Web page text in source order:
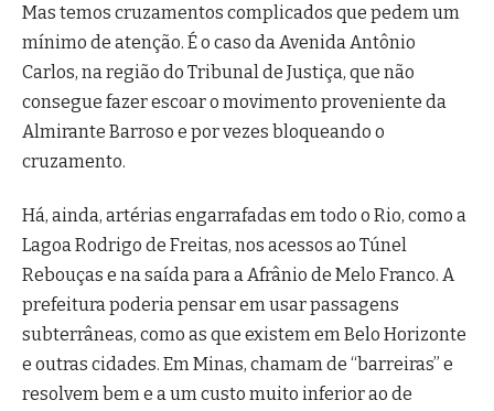
Mas temos cruzamentos complicados que pedem um
mínimo de atenção. É o caso da Avenida Antônio
Carlos, na região do Tribunal de Justiça, que não
consegue fazer escoar o movimento proveniente da
Almirante Barroso e por vezes bloqueando o
cruzamento.
Há, ainda, artérias engarrafadas em todo o Rio, como a
Lagoa Rodrigo de Freitas, nos acessos ao Túnel
Rebouças e na saída para a Afrânio de Melo Franco. A
prefeitura poderia pensar em usar passagens
subterrâneas, como as que existem em Belo Horizonte
e outras cidades. Em Minas, chamam de “barreiras” e
resolvem bem e a um custo muito inferior ao de